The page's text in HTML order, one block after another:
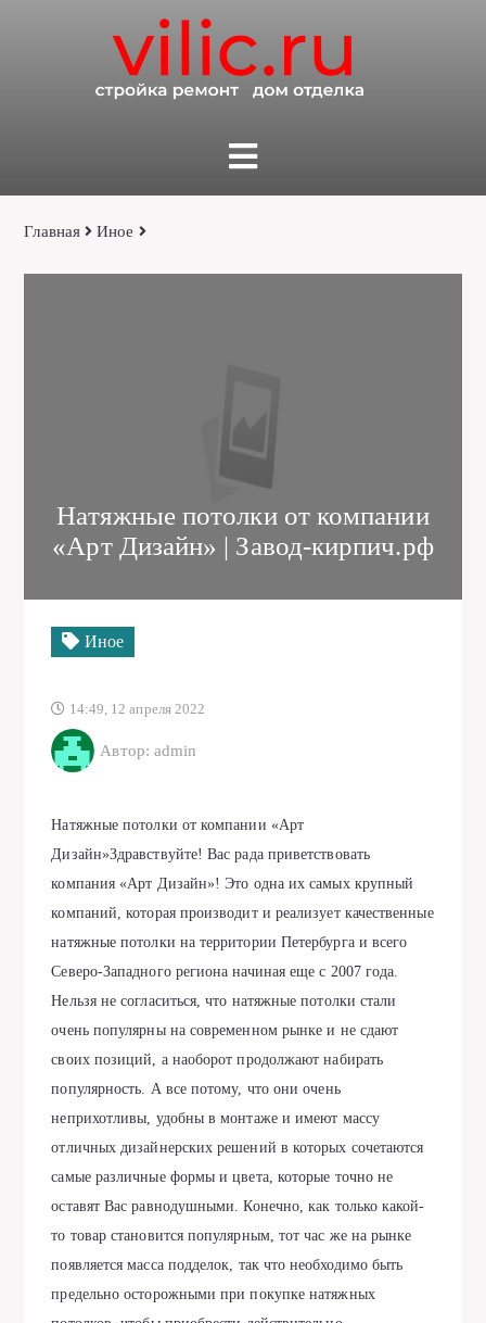
Главная Иное
Натяжные потолки от компании
«Арт Дизайн» | Завод-кирпич.рф
Иное
14:49, 12 апреля 2022
Автор: admin
Натяжные потолки от компании «Арт
Дизайн»Здравствуйте! Вас рада приветствовать
компания «Арт Дизайн»! Это одна их самых крупный
компаний, которая производит и реализует качественные
натяжные потолки на территории Петербурга и всего
Северо-Западного региона начиная еще с 2007 года.
Нельзя не согласиться, что натяжные потолки стали
очень популярны на современном рынке и не сдают
своих позиций, а наоборот продолжают набирать
популярность. А все потому, что они очень
неприхотливы, удобны в монтаже и имеют массу
отличных дизайнерских решений в которых сочетаются
самые различные формы и цвета, которые точно не
оставят Вас равнодушными. Конечно, как только какой-
то товар становится популярным, тот час же на рынке
появляется масса подделок, так что необходимо быть
предельно осторожными при покупке натяжных